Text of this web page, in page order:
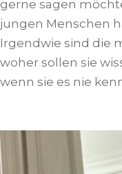
gerne sagen
jungen Menschen
Irgendwie sind die
woher sollen sie
wenn sie es nie